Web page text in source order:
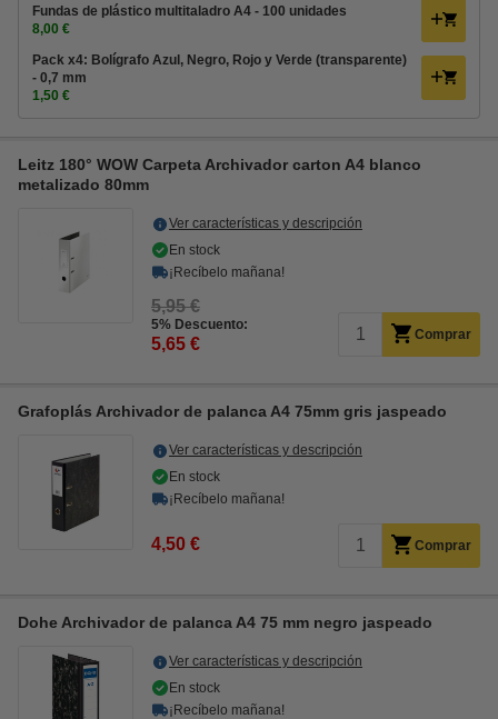
Fundas de plástico multitaladro A4 - 100 unidades
8,00 €
Pack x4: Bolígrafo Azul, Negro, Rojo y Verde (transparente)
- 0,7 mm
1,50 €
Leitz 180° WOW Carpeta Archivador carton A4 blanco
metalizado 80mm
Ver características y descripción
En stock
¡Recíbelo mañana!
5,95 €
5% Descuento:
5,65 € Comprar
Grafoplás Archivador de palanca A4 75mm gris jaspeado
Ver características y descripción
En stock
¡Recíbelo mañana!
4,50 € Comprar
Dohe Archivador de palanca A4 75 mm negro jaspeado
Ver características y descripción
En stock
¡Recíbelo mañana!